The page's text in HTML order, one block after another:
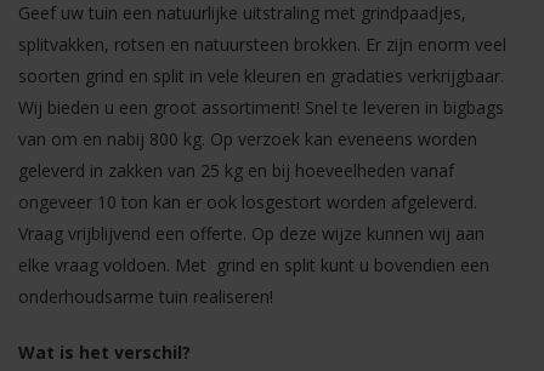
Geef uw tuin een natuurlijke uitstraling met grindpaadjes,
splitvakken, rotsen en natuursteen brokken. Er zijn enorm veel
soorten grind en split in vele kleuren en gradaties verkrijgbaar.
Wij bieden u een groot assortiment! Snel te leveren in bigbags
van om en nabij 800 kg. Op verzoek kan eveneens worden
geleverd in zakken van 25 kg en bij hoeveelheden vanaf
ongeveer 10 ton kan er ook losgestort worden afgeleverd.
Vraag vrijblijvend een offerte. Op deze wijze kunnen wij aan
elke vraag voldoen. Met grind en split kunt u bovendien een
onderhoudsarme tuin realiseren!
Wat is het verschil?